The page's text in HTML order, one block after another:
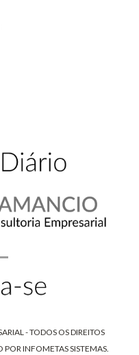
- TODOS OS DIREITOS
PORINFOMETAS SISTEMAS.